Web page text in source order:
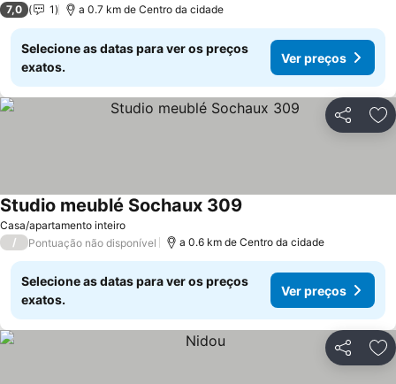
7,0 1 a 0.7 km de Centro da cidade
Selecione as datas para ver os preços
exatos.
Ver preços
Partilhar
Casa/apartamento inteiro
Studio meublé Sochaux 309
/ Pontuação não disponível a 0.6 km de Centro da cidade
Selecione as datas para ver os preços
exatos.
Ver preços
Partilhar